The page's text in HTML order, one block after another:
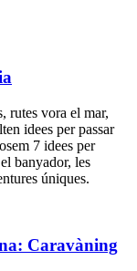
rutes vora el mar,
idees per passar
7 idees per
banyador, les
úniques.
Caravàning